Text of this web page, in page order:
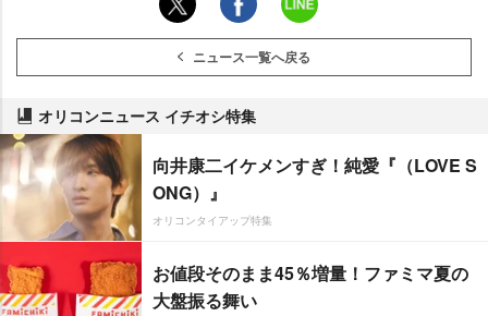
ニュース一覧へ戻る
オリコンニュース イチオシ特集
向井康二イケメンすぎ！純愛『（LOVE S
ONG）』
オリコンタイアップ特集
お値段そのまま45％増量！ファミマ夏の
大盤振る舞い